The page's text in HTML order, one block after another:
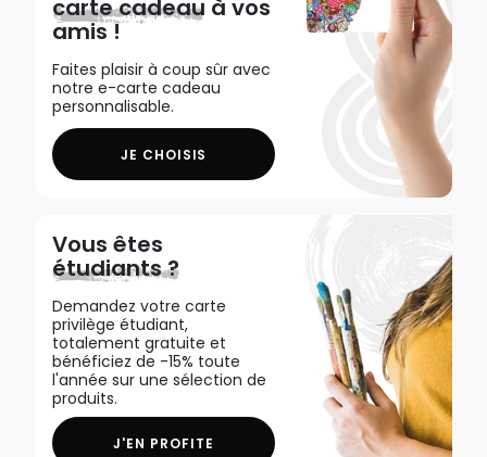
carte cadeau à vos
amis !
Faites plaisir à coup sûr avec
notre e-carte cadeau
personnalisable.
JE CHOISIS
Vous êtes
étudiants ?
Demandez votre carte
privilège étudiant,
totalement gratuite et
bénéficiez de -15% toute
l'année sur une sélection de
produits.
J'EN PROFITE